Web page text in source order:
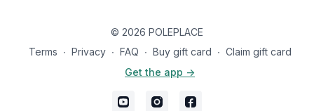
© 2026 POLEPLACE
Terms ∙ Privacy ∙ FAQ ∙ Buy gift card ∙ Claim gift card
Get the app ->